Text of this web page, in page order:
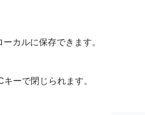
カルに保存できます。
ーで閉じられます。